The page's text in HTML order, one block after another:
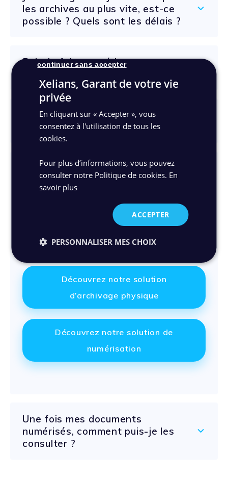
les archives au plus vite, est-ce
possible ? Quels sont les délais ?
Puis-je faire numériser mes
Puis-je faire numériser seulement
une partie de mes documents ?
Que deviennent mes documents
papier une fois numérisés ?
Une fois vos archives numérisées vous
décidez du sort de vos documents papier.
Nous pouvons les mettre en conservation sur
l’un de nos sites dédiés ou vous les restituer.
Découvrez notre solution
d’archivage physique
Découvrez notre solution de
numérisation
Une fois mes documents
numérisés, comment puis-je les
consulter ?
Xelians, Garant de votre vie
privée
En cliquant sur « Accepter », vous
consentez à l'utilisation de tous les
cookies.
Pour plus d’informations, vous pouvez
consulter notre Politique de cookies. En
savoir plus
ACCEPTER
continuer sans accepter
PERSONNALISER MES CHOIX